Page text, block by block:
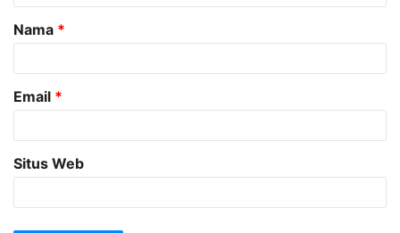
a
r
Nama *
Email *
Situs Web